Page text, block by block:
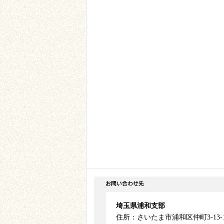
埼玉県浦和支部
住所：さいたま市浦和区仲町3-